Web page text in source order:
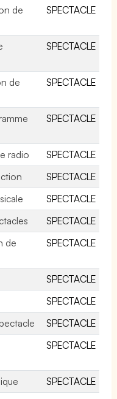
de
SPECTACLE
SPECTACLE
de
SPECTACLE
SPECTACLE
radio
SPECTACLE
SPECTACLE
SPECTACLE
SPECTACLE
de
SPECTACLE
SPECTACLE
SPECTACLE
SPECTACLE
SPECTACLE
SPECTACLE